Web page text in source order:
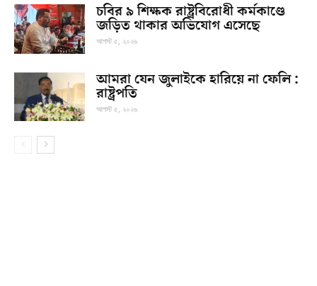
চবির ৯ শিক্ষক রাষ্ট্রবিরোধী কর্মকাণ্ডে
জড়িত থাকার অভিযোগ এসেছে
আগস্ট ৫, ২০২৬
আমরা যেন জুলাইকে হারিয়ে না ফেলি :
রাষ্ট্রপতি
আগস্ট ৫, ২০২৬